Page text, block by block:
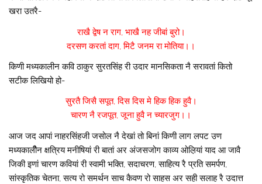
खरा उतरै-
राखै द्वेष न राग, भाखै नह जीबां बुरो।
दरसण करतां दाग, मिटै जनम रा मोतिया।।
किणी मध्यकालीन कवि ठाकुर सुरतसिंह री उदार मानसिकता नै सरावतां कितो
सटीक लिखियो हो-
सुरतै जिसै सपूत, दिस दिस मे हिक हिक हुवै।
चारण नै रजपूत, जूना हुवै न च्यारजुग।।
आज जद आपां नाहरसिंहजी जसोल नै देखां तो बिनां किणी लाग लपट उण
मध्यकालीैन क्षत्रिय मनीषियां री बातां अर अंजसजोग काव्य ओल़ियां याद आ जावै
जिकी इणां चारण कवियां री स्वामी भक्ति, सदाचरण, साहित्य रै प्रति समर्पण,
सांस्कृतिक चेतना, सत्य रो समर्थन साच कैवण रो साहस अर सही सलाह रै उदात्त